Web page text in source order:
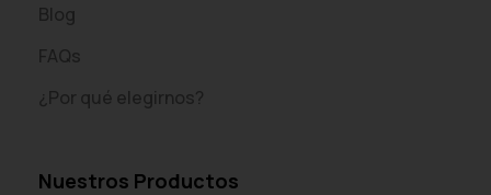
Blog
FAQs
¿Por qué elegirnos?
Nuestros Productos